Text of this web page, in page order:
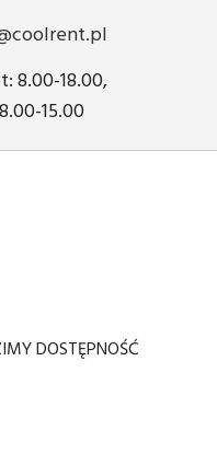
8.00-18.00,
15.00
DOSTĘPNOŚĆ